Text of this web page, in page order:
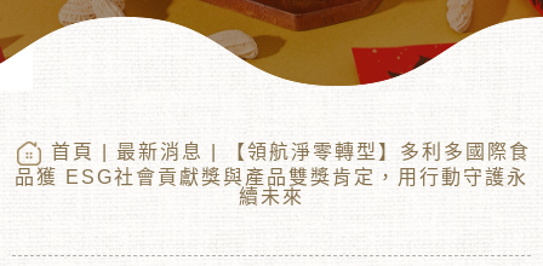
首頁 最新消息
| 【領航淨零轉型】多利多國際食
品獲 ESG社會貢獻獎與產品雙獎肯定，用行動守護永
續未來